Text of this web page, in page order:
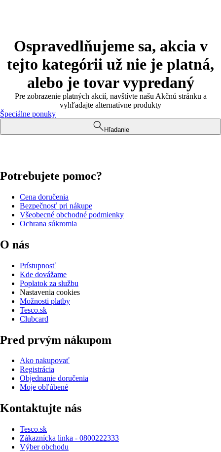
Ospravedlňujeme sa, akcia v
tejto kategórii už nie je platná,
alebo je tovar vypredaný
Pre zobrazenie platných akcií, navštívte našu Akčnú stránku a
vyhľadajte alternatívne produkty
Špeciálne ponuky
Hľadanie
Potrebujete pomoc?
Cena doručenia
Bezpečnosť pri nákupe
Všeobecné obchodné podmienky
Ochrana súkromia
O nás
Prístupnosť
Kde dovážame
Poplatok za službu
Nastavenia cookies
Možnosti platby
Tesco.sk
Clubcard
Pred prvým nákupom
Ako nakupovať
Registrácia
Objednanie doručenia
Moje obľúbené
Kontaktujte nás
Tesco.sk
Zákaznícka linka - 0800222333
Výber obchodu